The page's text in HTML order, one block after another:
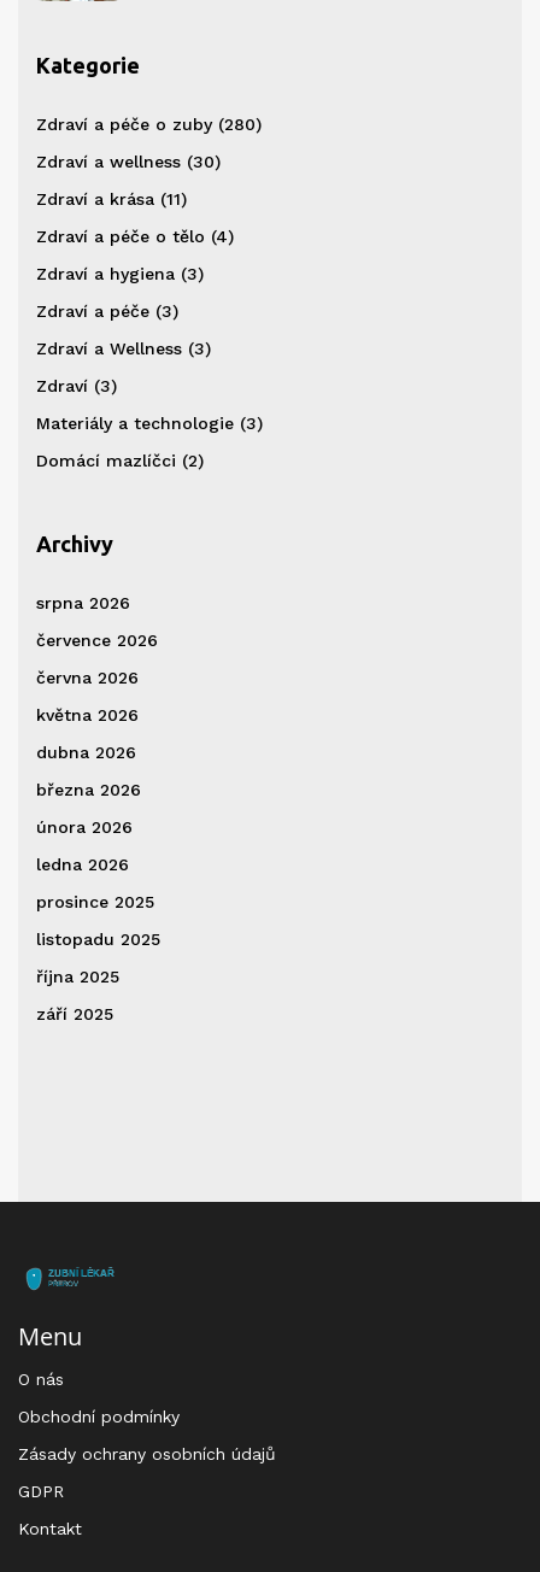
Kategorie
Zdraví a péče o zuby (280)
Zdraví a wellness (30)
Zdraví a krása (11)
Zdraví a péče o tělo (4)
Zdraví a hygiena (3)
Zdraví a péče (3)
Zdraví a Wellness (3)
Zdraví (3)
Materiály a technologie (3)
Domácí mazlíčci (2)
Archivy
srpna 2026
července 2026
června 2026
května 2026
dubna 2026
března 2026
února 2026
ledna 2026
prosince 2025
listopadu 2025
října 2025
září 2025
Menu
O nás
Obchodní podmínky
Zásady ochrany osobních údajů
GDPR
Kontakt